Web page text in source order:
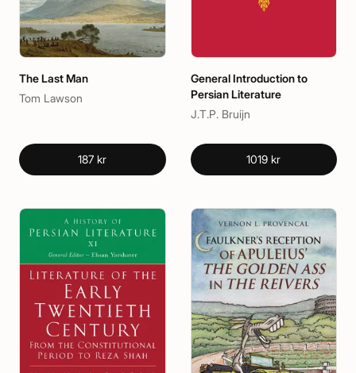
The Last Man
Tom Lawson
187 kr
General Introduction to
Persian Literature
J.T.P. Bruijn
1019 kr